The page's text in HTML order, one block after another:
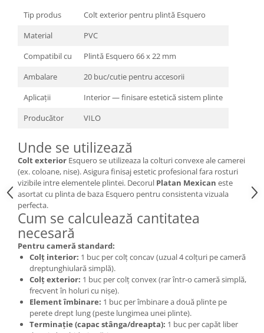
Tip produs
Colt exterior pentru plintă Esquero
Material
PVC
Compatibil cu
Plintă Esquero 66 x 22 mm
Ambalare
20 buc/cutie pentru accesorii
Aplicații
Interior — finisare estetică sistem plinte
Producător
VILO
Unde se utilizează
Colt exterior Esquero se utilizeaza la colturi convexe ale camerei
(ex. coloane, nise). Asigura finisaj estetic profesional fara rosturi
vizibile intre elementele plintei. Decorul Platan Mexican este
asortat cu plinta de baza Esquero pentru consistenta vizuala
perfecta.
Cum se calculează cantitatea
necesară
Pentru cameră standard:
Colț interior: 1 buc per colț concav (uzual 4 colțuri pe cameră
dreptunghiulară simplă).
Colț exterior: 1 buc per colț convex (rar într-o cameră simplă,
frecvent în holuri cu nișe).
Element îmbinare: 1 buc per îmbinare a două plinte pe
perete drept lung (peste lungimea unei plinte).
Terminație (capac stânga/dreapta): 1 buc per capăt liber